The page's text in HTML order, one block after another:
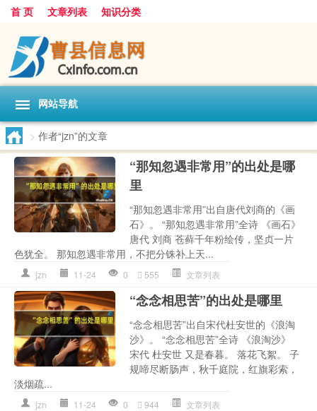
首 页 文章列表 知识分类
网站导航
> 作者“jzn”的文章
“那知忽遇非常用”的出处是哪
里
“那知忽遇非常用”出自唐代刘商的《画
石》。 “那知忽遇非常用”全诗 《画石》
唐代 刘商 苍藓千年粉绘传，坚贞一片
色犹全。 那知忽遇非常用，不把分铢补上天...
jzn 11-24 0 555 文章列表
“念念相思苦”的出处是哪里
“念念相思苦”出自宋代杜安世的《浪淘
沙》。 “念念相思苦”全诗 《浪淘沙》
宋代 杜安世 又是春暮。 落花飞絮。 子
规啼尽断肠声，秋千庭院，红旗彩索，
淡烟疏...
jzn 11-24 0 944 文章列表